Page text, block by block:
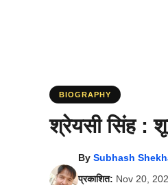
BIOGRAPHY
श्रेयसी सिंह :
By Subhash
प्रकाशित: Nov 20,